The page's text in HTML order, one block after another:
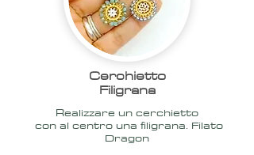
Cerchietto
Filigrana
Realizzare un cerchietto
con al centro una filigrana. Filato
Dragon